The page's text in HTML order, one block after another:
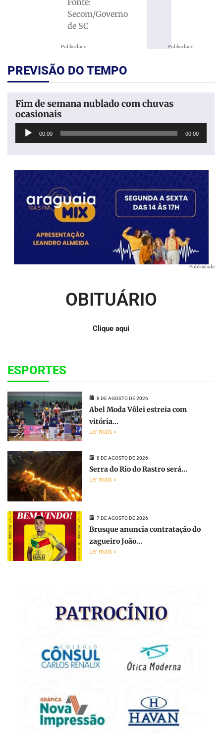
Publicidade
Fonte:
Secom/Governo
de SC
Publicidade
PREVISÃO DO TEMPO
Fim de semana nublado com chuvas
ocasionais
Tocador
00:00 00:00
Publicidade
OBITUÁRIO
Clique aqui
ESPORTES
8 DE AGOSTO DE 2026
Abel Moda Vôlei estreia com
vitória...
Ler mais »
8 DE AGOSTO DE 2026
Serra do Rio do Rastro será...
Ler mais »
7 DE AGOSTO DE 2026
Brusque anuncia contratação do
zagueiro João...
Ler mais »